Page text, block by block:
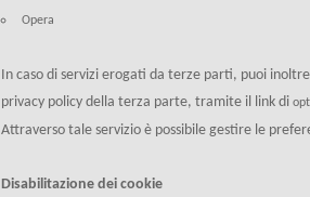
Opera
In caso di servizi erogati da terze parti, puoi
privacy policy della terza parte, tramite il link di
Attraverso tale servizio è possibile gestire le
Disabilitazione dei cookie